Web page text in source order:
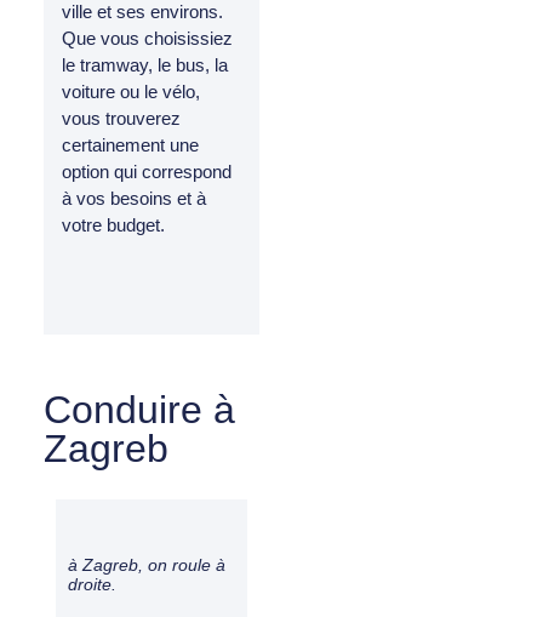
ville et ses environs.
Que vous choisissiez
le tramway, le bus, la
voiture ou le vélo,
vous trouverez
certainement une
option qui correspond
à vos besoins et à
votre budget.
Conduire à
Zagreb
à Zagreb, on roule à
droite.